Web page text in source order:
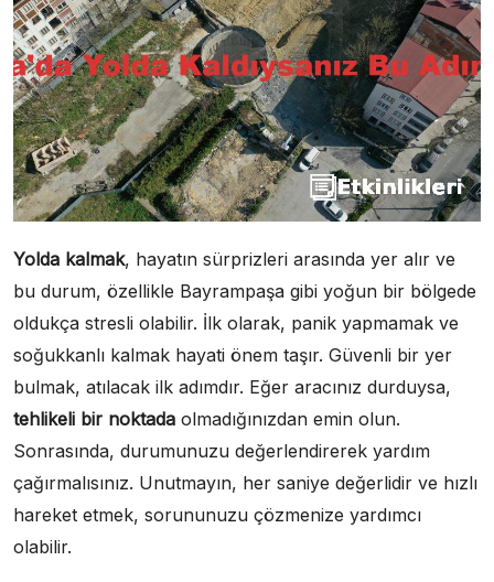
Yolda kalmak, hayatın sürprizleri arasında yer alır ve
bu durum, özellikle Bayrampaşa gibi yoğun bir bölgede
oldukça stresli olabilir. İlk olarak, panik yapmamak ve
soğukkanlı kalmak hayati önem taşır. Güvenli bir yer
bulmak, atılacak ilk adımdır. Eğer aracınız durduysa,
tehlikeli bir noktada olmadığınızdan emin olun.
Sonrasında, durumunuzu değerlendirerek yardım
çağırmalısınız. Unutmayın, her saniye değerlidir ve hızlı
hareket etmek, sorununuzu çözmenize yardımcı
olabilir.